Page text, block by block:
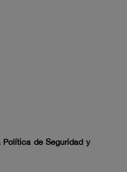
de Seguridad y